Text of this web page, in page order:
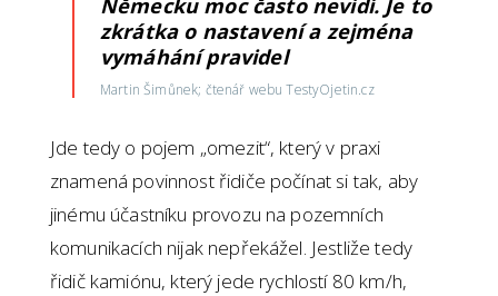
Německu moc často nevidí. Je to
zkrátka o nastavení a zejména
vymáhání pravidel
Martin Šimůnek; čtenář webu TestyOjetin.cz
Jde tedy o pojem „omezit“, který v praxi
znamená povinnost řidiče počínat si tak, aby
jinému účastníku provozu na pozemních
komunikacích nijak nepřekážel. Jestliže tedy
řidič kamiónu, který jede rychlostí 80 km/h,